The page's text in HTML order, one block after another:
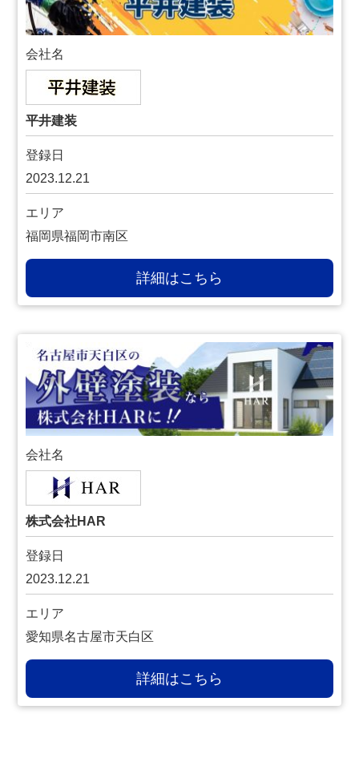
会社名
平井建装
登録日
2023.12.21
エリア
福岡県福岡市南区
詳細はこちら
会社名
株式会社HAR
登録日
2023.12.21
エリア
愛知県名古屋市天白区
詳細はこちら